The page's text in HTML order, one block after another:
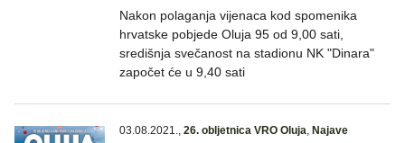
Nakon polaganja vijenaca kod spomenika
hrvatske pobjede Oluja 95 od 9,00 sati,
središnja svečanost na stadionu NK "Dinara"
započet će u 9,40 sati
03.08.2021., 26. obljetnica VRO Oluja, Najave